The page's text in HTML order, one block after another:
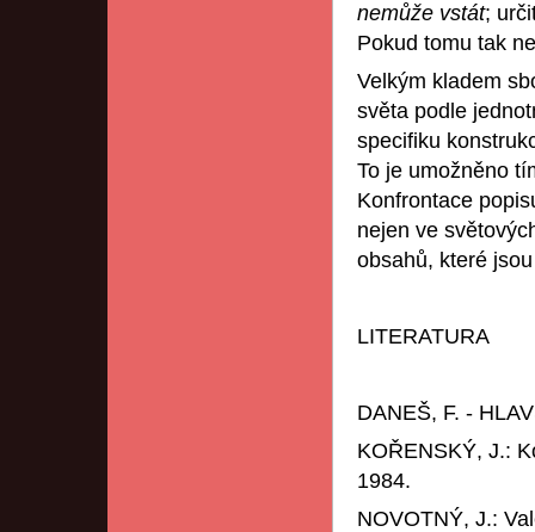
nemůže vstát;
Pokud tomu tak
Velkým kladem
světa podle
specifiku
To je umožněno
Konfrontace
nejen ve
obsahů, které
LITERATURA
DANEŠ, F. -
KOŘENSKÝ, J.:
1984.
NOVOTNÝ, J.: